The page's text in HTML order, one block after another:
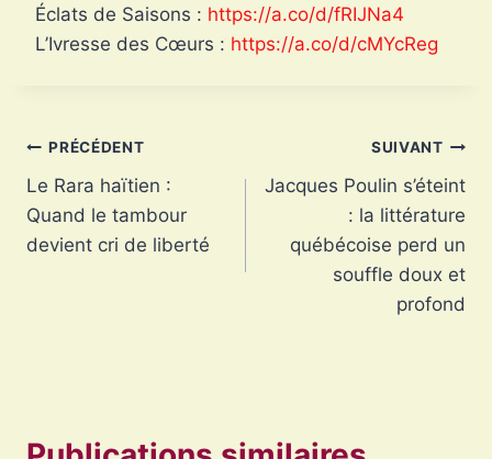
Éclats de Saisons : https://a.co/d/fRIJNa4
L’Ivresse des Cœurs : https://a.co/d/cMYcReg
Navigation
de
l’article
PRÉCÉDENT
Le Rara haïtien :
Quand le tambour
devient cri de liberté
SUIVANT
Jacques Poulin s’éteint
: la littérature
québécoise perd un
souffle doux et
profond